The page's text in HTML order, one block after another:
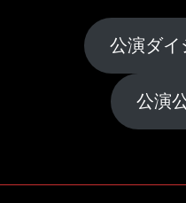
公演ダイ
公演